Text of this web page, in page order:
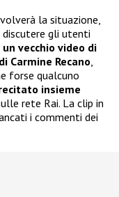
la situazione,
gli utenti
un vecchio video di
Carmine Recano,
forse qualcuno
insieme
rete Rai. La clip in
i commenti dei